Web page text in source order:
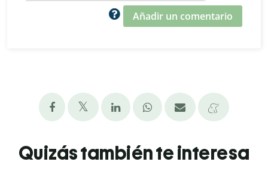
Añadir un comentario
Quizás también te interesa